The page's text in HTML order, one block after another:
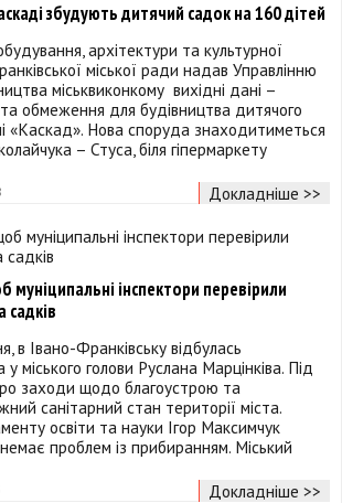
збудують дитячий садок на 160 дітей
архітектури та культурної
міської ради надав Управлінню
міськвиконкому вихідні дані –
та обмеження для будівництва дитячого
«Каскад». Нова споруда знаходитиметься
– Стуса, біля гіпермаркету
Докладніше >>
муніципальні інспектори перевірили
садків
в Івано-Франківську відбулась
міського голови Руслана Марцінківа. Під
заходи щодо благоустрою та
санітарний стан території міста.
освіти та науки Ігор Максимчук
проблем із прибиранням. Міський
Докладніше >>